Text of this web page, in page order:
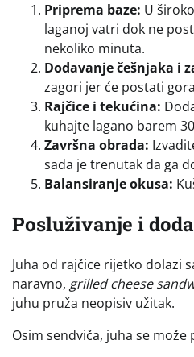
Priprema baze: U
laganoj vatri dok ne
nekoliko minuta.
Dodavanje češnjaka i
zagori jer će postati
Rajčice i tekućina:
kuhajte lagano barem
Završna obrada:
sada je trenutak da ga
Balansiranje okusa:
Posluživanje i
Juha od rajčice rijetko dolazi
naravno, grilled cheese
juhu pruža neopisiv užitak.
Osim sendviča, juha se